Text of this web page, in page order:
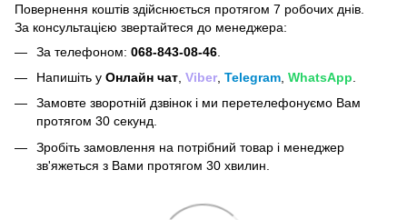
Повернення коштів здійснюється протягом 7 робочих днів.
За консультацією звертайтеся до менеджера:
За телефоном: 068-843-08-46
Напишіть у Онлайн чат Viber Telegram WhatsApp
Замовте зворотній дзвінок і ми перетелефонуємо Вам
протягом 30 секунд.
Зробіть замовлення на потрібний товар і менеджер
зв'яжеться з Вами протягом 30 хвилин.